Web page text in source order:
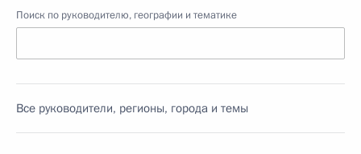
Поиск по руководителю, географии и тематике
Все руководители, регионы, города и темы